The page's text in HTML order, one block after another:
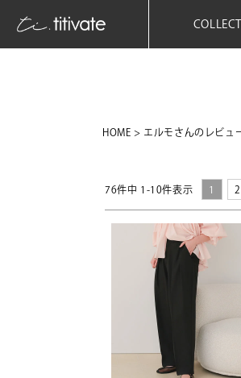
HOME エルモさんのレビュ
76件中 1 -10件表示 1 2